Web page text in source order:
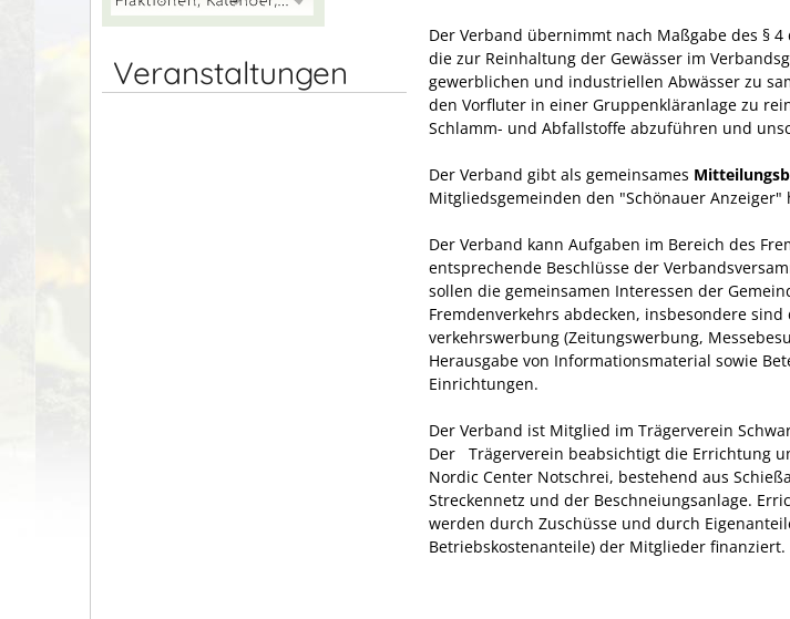
Veranstaltungen
Der Verband übernimmt nach Maßgabe des §
die zur Reinhaltung der Gewässer im
gewerblichen und industriellen Abwässer zu
den Vorfluter in einer Gruppenkläranlage zu
Schlamm- und Abfallstoffe abzuführen und
Der Verband gibt als gemeinsames
Mitgliedsgemeinden den "Schönauer
Der Verband kann Aufgaben im Bereich des
entsprechende Beschlüsse der
sollen die gemeinsamen Interessen der
Fremdenverkehrs abdecken, insbesondere
verkehrswerbung (Zeitungswerbung,
Herausgabe von Informationsmaterial sowie
Einrichtungen.
Der Verband ist Mitglied im Trägerverein
Der Trägerverein beabsichtigt die Errichtung
Nordic Center Notschrei, bestehend aus
Streckennetz und der Beschneiungsanlage.
werden durch Zuschüsse und durch
Betriebskostenanteile) der Mitglieder finanziert.